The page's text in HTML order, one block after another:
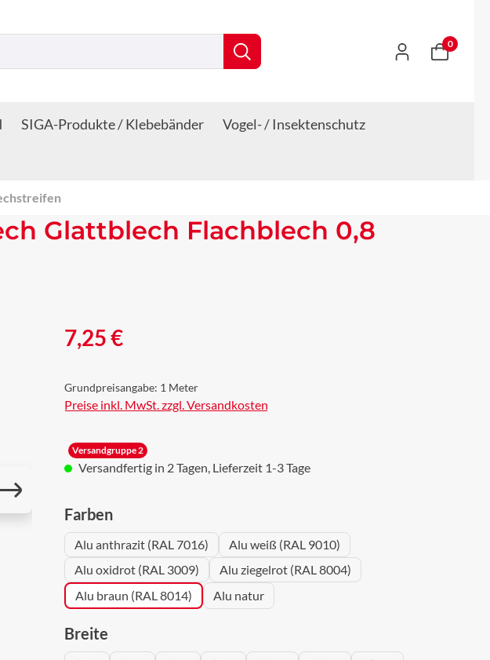
0
SIGA-Produkte / Klebebänder
Vogel- / Insektenschutz
Glattblech Flachblech 0,8
Regulärer Preis:
7,25 €
Grundpreisangabe: 1 Meter
Preise inkl. MwSt. zzgl. Versandkosten
Versandgruppe 2
Versandfertig in 2 Tagen, Lieferzeit 1-3 Tage
Farbenauswählen
Alu anthrazit (RAL 7016)
Alu weiß (RAL 9010)
Alu oxidrot (RAL 3009)
Alu ziegelrot (RAL 8004)
Alu braun (RAL 8014)
Alu natur
Breiteauswählen